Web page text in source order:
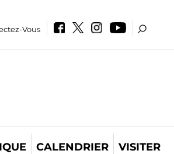
Vous
CALENDRIER VISITER